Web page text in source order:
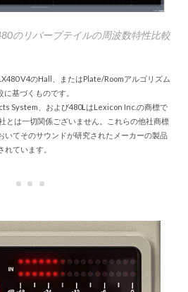
のリバーブテイルの周波数特性比較
V4のHall、またはPlate/Roomアルゴリズム
基づくものです。
System、および480LはLexicon Inc.の商標で
とは一切関係ございません。これらの他社商標
いてそのサウンドが研究されたメーカーの製品
ています。